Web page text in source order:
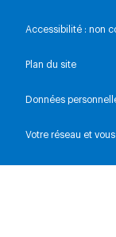
Accessibilité : non
Plan du site
Données
Votre réseau et vous